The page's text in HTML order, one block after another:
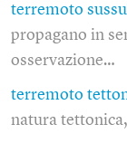
terremoto
propagano in
osservazione…
terremoto
natura